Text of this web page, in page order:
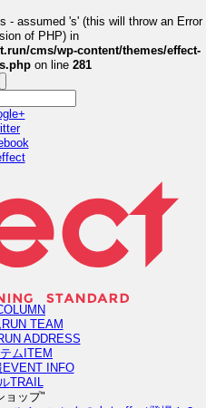
- assumed 's' (this will throw an Error
of PHP) in
cms/wp-content/themes/effect-
on line 281
RUN TEAM
ADDRESS
ム ITEM
EVENT INFO
TRAIL
ョップ"